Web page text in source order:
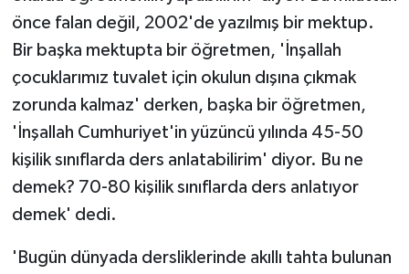
önce falan değil, 2002'de yazılmış bir mektup.
Bir başka mektupta bir öğretmen, 'İnşallah
çocuklarımız tuvalet için okulun dışına çıkmak
zorunda kalmaz' derken, başka bir öğretmen,
'İnşallah Cumhuriyet'in yüzüncü yılında 45-50
kişilik sınıflarda ders anlatabilirim' diyor. Bu ne
demek? 70-80 kişilik sınıflarda ders anlatıyor
demek' dedi.
'Bugün dünyada dersliklerinde akıllı tahta bulunan